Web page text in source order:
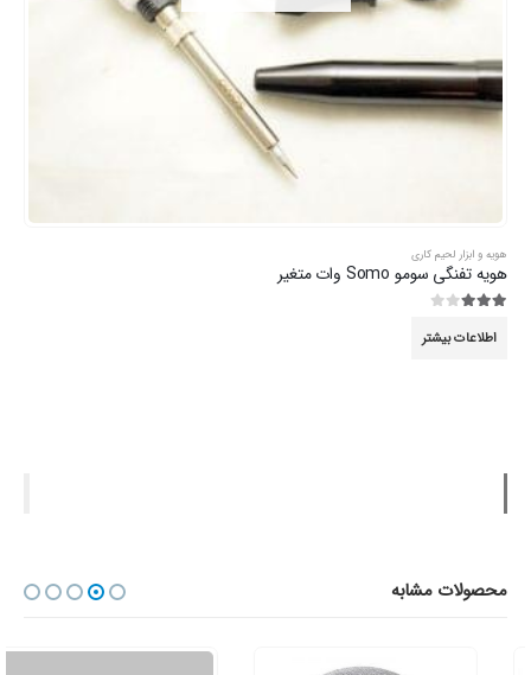
هویه و ابزار لحیم کاری
هویه تفنگی سومو Somo وات متغیر
اطلاعات بیشتر
محصولات مشابه